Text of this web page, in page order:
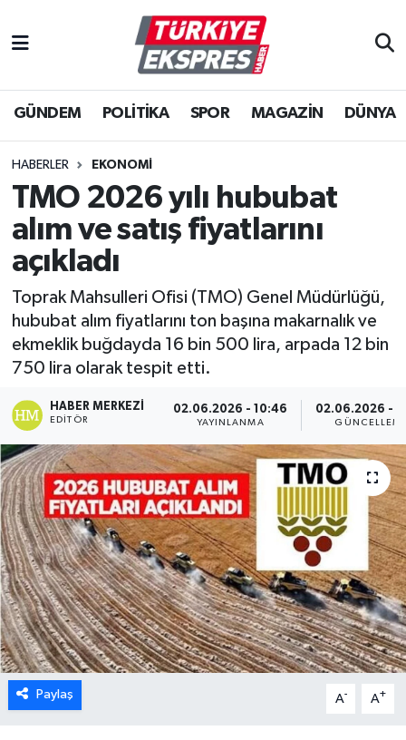
GÜNDEM POLİTİKA SPOR MAGAZİN DÜNYA
HABERLER EKONOMİ
TMO 2026 yılı hububat
alım ve satış fiyatlarını
açıkladı
Toprak Mahsulleri Ofisi (TMO) Genel Müdürlüğü,
hububat alım fiyatlarını ton başına makarnalık ve
ekmeklik buğdayda 16 bin 500 lira, arpada 12 bin
750 lira olarak tespit etti.
HABER MERKEZI
EDITÖR
02.06.2026 - 10:46
YAYINLANMA
02.06.2026 -
Paylaş A- A+
İstanbul Nöbetçi Eczaneler
İstanbul Hava Durumu
İstanbul Namaz Vakitleri
İstanbul Trafik Yoğunluk Haritası
Süper Lig Puan Durumu ve Fikstür
Tüm Manşetler
Son Dakika Haberleri